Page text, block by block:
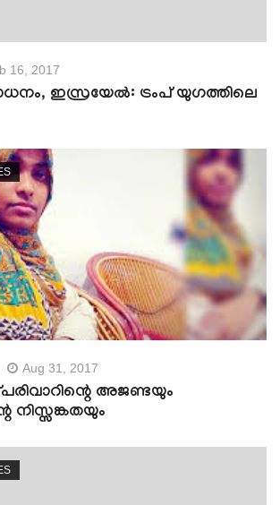
16, 2017
ഇസ്രയേല്‍: ട്രംപ് യുഗത്തിലെ
Aug 31, 2017
അജണ്ടയും
നിസ്സങ്കതയും